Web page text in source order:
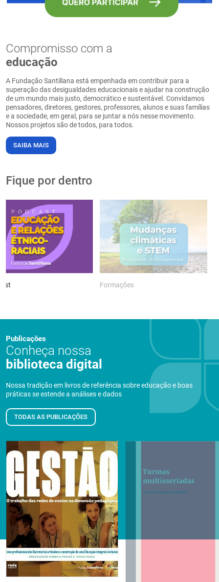
Compromisso com a
educação
A Fundação Santillana está empenhada em contribuir para a
superação das desigualdades educacionais e ajudar na construção
de um mundo mais justo, democrático e sustentável. Convidamos
pensadores, diretores, gestores, professores, alunos e suas famílias
e a sociedade, em geral, para se juntar a nós nesse movimento.
Nossos projetos são de todos, para todos.
SAIBA MAIS
Fique por dentro
Formações
Publicações
Conheça nossa
biblioteca digital
Nossa tradição em livros de referência sobre educação e boas
práticas se estende a análises e dados
TODAS AS PUBLICAÇÕES